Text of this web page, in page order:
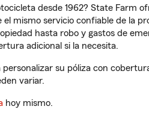
desde 1962? State Farm
mismo servicio confiable de la
hasta robo y gastos de
adicional si la necesita.
su póliza con
variar.
hoy mismo.